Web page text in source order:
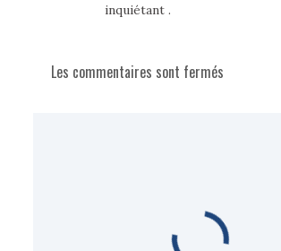
inquiétant .
Les commentaires sont fermés